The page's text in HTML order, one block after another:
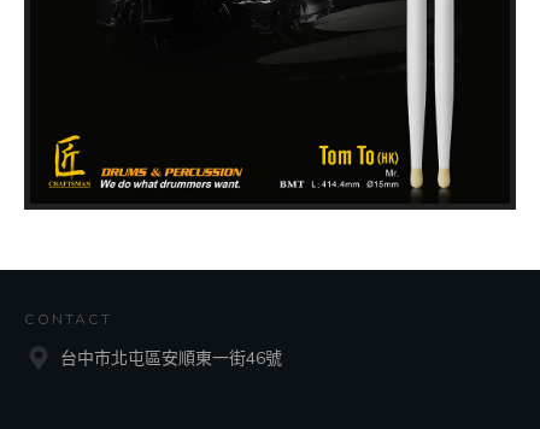
CONTACT
台中市北屯區安順東一街46號